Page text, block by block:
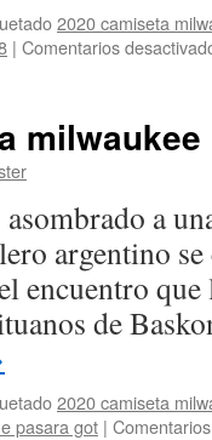
2020 camiseta
| Comentarios
a
argentino
encuentro
de
2020 camiseta
pasara got |